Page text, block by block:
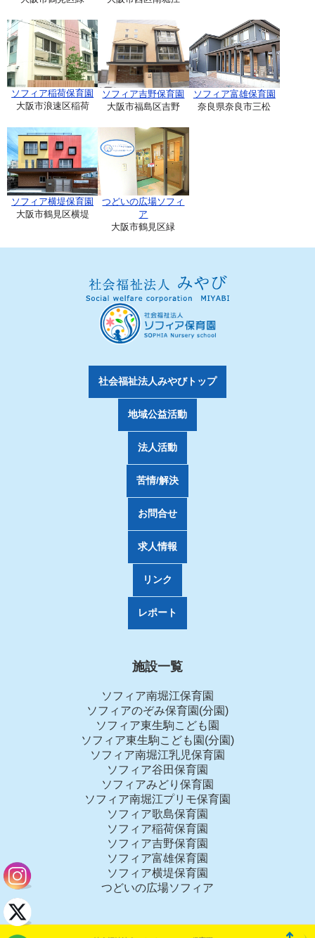
ソフィア稲荷保育園
大阪市浪速区稲荷
ソフィア吉野保育園
大阪市福島区吉野
ソフィア富雄保育園
奈良県奈良市三松
ソフィア横堤保育園
大阪市鶴見区横堤
つどいの広場ソフィ
ア
大阪市鶴見区緑
社会福祉法人みやびトップ
地域公益活動
法人活動
苦情/解決
お問合せ
求人情報
リンク
レポート
施設一覧
ソフィア南堀江保育園
ソフィアのぞみ保育園(分園)
ソフィア東生駒こども園
ソフィア東生駒こども園(分園)
ソフィア南堀江乳児保育園
ソフィア谷田保育園
ソフィアみどり保育園
ソフィア南堀江プリモ保育園
ソフィア歌島保育園
ソフィア稲荷保育園
ソフィア吉野保育園
ソフィア富雄保育園
ソフィア横堤保育園
つどいの広場ソフィア